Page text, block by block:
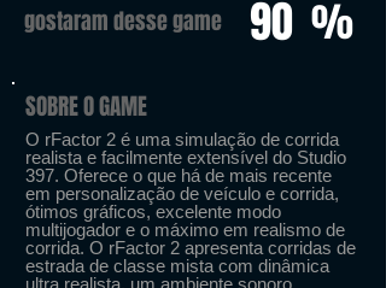
gostaram desse game 90 %
SOBRE O GAME
O rFactor 2 é uma simulação de corrida
realista e facilmente extensível do Studio
397. Oferece o que há de mais recente
em personalização de veículo e corrida,
ótimos gráficos, excelente modo
multijogador e o máximo em realismo de
corrida. O rFactor 2 apresenta corridas de
estrada de classe mista com dinâmica
ultra realista, um ambiente sonoro